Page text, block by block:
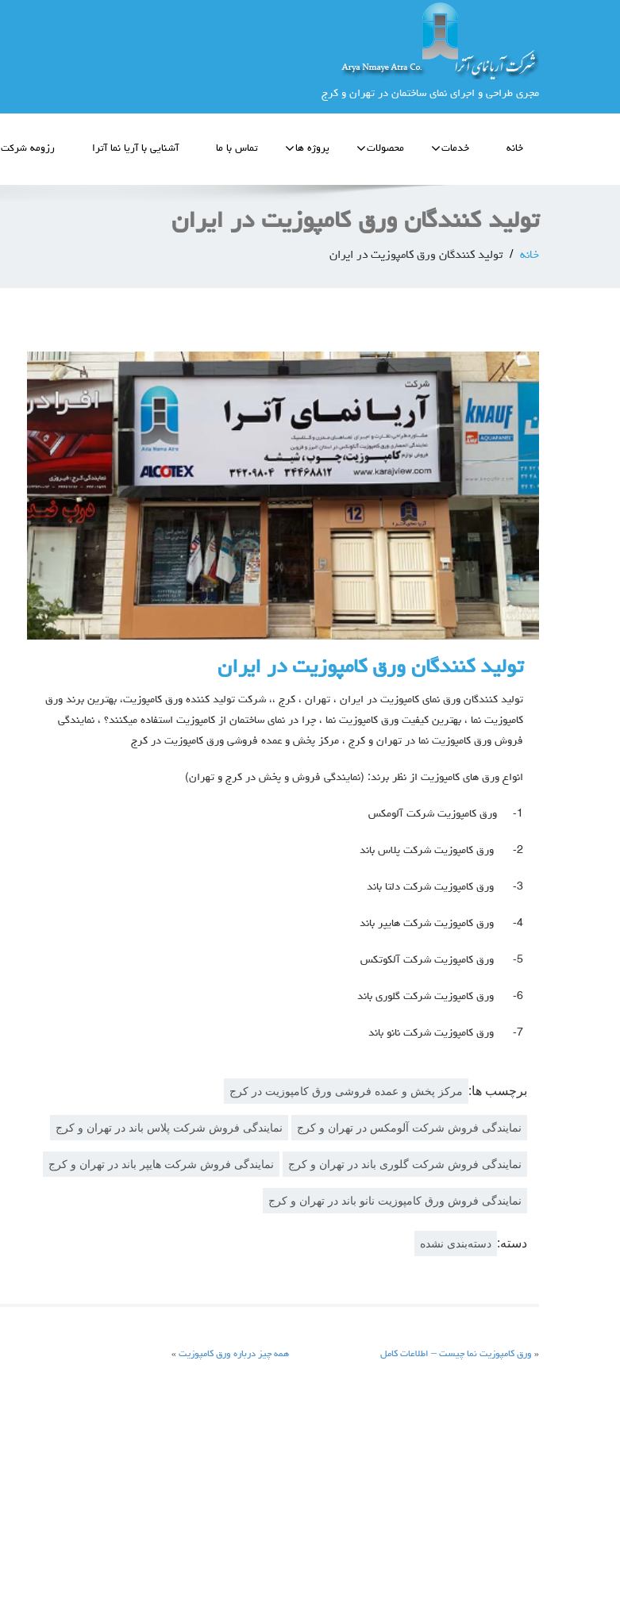
مجری طراحی و اجرای نمای ساختمان در تهران و کرج
خانه خدمات محصولات پروژه ها تماس با ما آشنایی با آریا نما آترا رزومه شرکت
تولید کنندگان ورق کامپوزیت در ایران
خانه تولید کنندگان ورق کامپوزیت در ایران
تولید کنندگان ورق کامپوزیت در ایران
تولید کنندگان ورق نمای کامپوزیت در ایران ، تهران ، کرج ،، شرکت تولید کننده ورق کامپوزیت، بهترین برند ورق
کامپوزیت نما ، بهترین کیفیت ورق کامپوزیت نما ، چرا در نمای ساختمان از کامپوزیت استفاده میکنند؟ ، نمایندگی
فروش ورق کامپوزیت نما در تهران و کرج ، مرکز پخش و عمده فروشی ورق کامپوزیت در کرج
انواع ورق های کامپوزیت از نظر برند: (نمایندگی فروش و پخش در کرج و تهران)
1- ورق کامپوزیت شرکت آلومکس
2- ورق کامپوزیت شرکت پلاس باند
3- ورق کامپوزیت شرکت دلتا باند
4- ورق کامپوزیت شرکت هایپر باند
5- ورق کامپوزیت شرکت آلکوتکس
6- ورق کامپوزیت شرکت گلوری باند
7- ورق کامپوزیت شرکت نانو باند
برچسب ها: مرکز پخش و عمده فروشی ورق کامپوزیت در کرج
نمایندگی فروش شرکت آلومکس در تهران و کرج نمایندگی فروش شرکت پلاس باند در تهران و کرج
نمایندگی فروش شرکت گلوری باند در تهران و کرج نمایندگی فروش شرکت هایپر باند در تهران و کرج
نمایندگی فروش ورق کامپوزیت نانو باند در تهران و کرج
دسته: دسته‌بندی نشده
« ورق کامپوزیت نما چیست – اطلاعات کامل همه چیز درباره ورق کامپوزیت »